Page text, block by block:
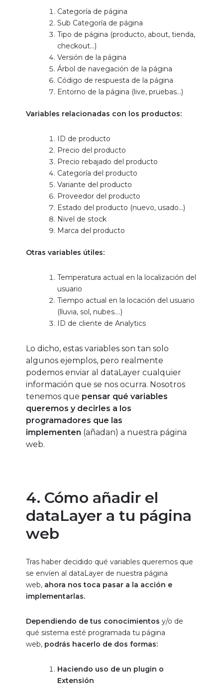
Categoría de página
Sub Categoría de página
Tipo de página (producto, about, tienda,
checkout…)
Versión de la página
Árbol de navegación de la página
Código de respuesta de la página
Entorno de la página (live, pruebas…)
Variables relacionadas con los productos:
ID de producto
Precio del producto
Precio rebajado del producto
Categoría del producto
Variante del producto
Proveedor del producto
Estado del producto (nuevo, usado…)
Nivel de stock
Marca del producto
Otras variables útiles:
Temperatura actual en la localización del
usuario
Tiempo actual en la locación del usuario
(lluvia, sol, nubes….)
ID de cliente de Analytics
Lo dicho, estas variables son tan solo
algunos ejemplos, pero realmente
podemos enviar al dataLayer cualquier
información que se nos ocurra. Nosotros
tenemos que pensar qué variables
queremos y decirles a los
programadores que las
implementen (añadan) a nuestra página
web.
4. Cómo añadir el
dataLayer a tu página
web
Tras haber decidido qué variables queremos que
se envíen al dataLayer de nuestra página
web, ahora nos toca pasar a la acción e
implementarlas.
Dependiendo de tus conocimientos y/o de
qué sistema esté programada tu página
web, podrás hacerlo de dos formas:
Haciendo uso de un plugin o
Extensión